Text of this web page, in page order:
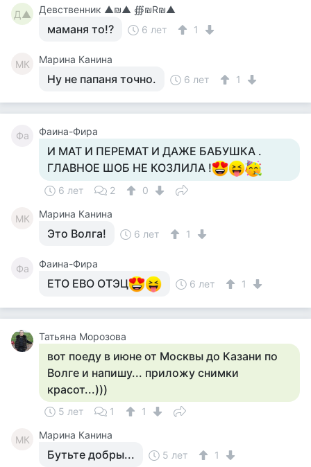
Д▲ Девственник ▲₪▲ ∰₪R₪▲
маманя то!? 6 лет 1
МК Марина Канина
Ну не папаня точно. 6 лет 1
Фа Фаина-Фира
И МАТ И ПЕРЕМАТ И ДАЖЕ БАБУШКА .
ГЛАВНОЕ ШОБ НЕ КОЗЛИЛА !
6 лет 2 0
МК Марина Канина
Это Волга! 6 лет 1
Фа Фаина-Фира
ЕТО ЕВО ОТЭЦ 6 лет 1
Татьяна Морозова
вот поеду в июне от Москвы до Казани по
Волге и напишу... приложу снимки
красот...)))
5 лет 1 1
МК Марина Канина
Бутьте добры... 5 лет 1